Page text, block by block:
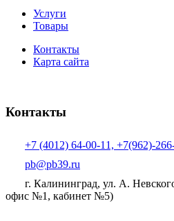
Услуги
Товары
Контакты
Карта сайта
Контакты
+7 (4012) 64-00-11, +7(962)-
pb@pb39.ru
г. Калининград, ул. А.
офис №1, кабинет №5)